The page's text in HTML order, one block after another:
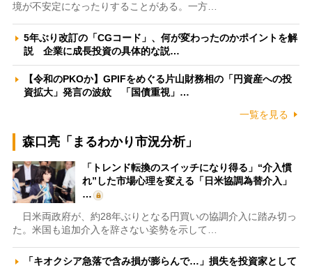
境が不安定になったりすることがある。一方…
5年ぶり改訂の「CGコード」、何が変わったのかポイントを解
説 企業に成長投資の具体的な説…
【令和のPKOか】GPIFをめぐる片山財務相の「円資産への投
資拡大」発言の波紋 「国債重視」…
一覧を見る
森口亮「まるわかり市況分析」
「トレンド転換のスイッチになり得る」“介入慣
れ”した市場心理を変える「日米協調為替介入」
…
日米両政府が、約28年ぶりとなる円買いの協調介入に踏み切っ
た。米国も追加介入を辞さない姿勢を示して…
「キオクシア急落で含み損が膨らんで…」損失を投資家として